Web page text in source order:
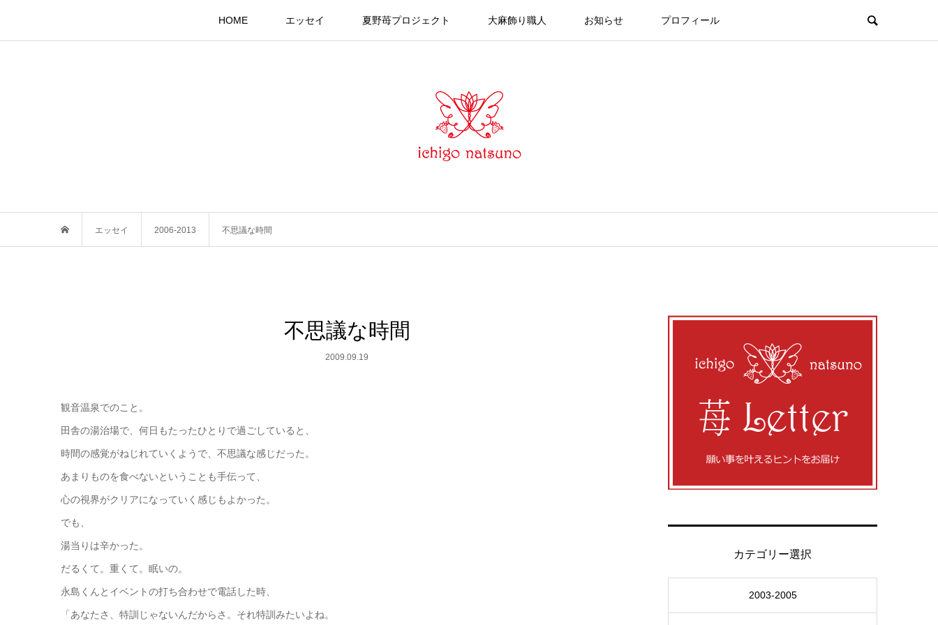
HOME エッセイ 夏野苺プロジェクト 大麻飾り職人 お知らせ プロフィール
エッセイ 2006-2013 不思議な時間
不思議な時間
2009.09.19
観音温泉でのこと。
田舎の湯治場で、何日もたったひとりで過ごしていると、
時間の感覚がねじれていくようで、不思議な感じだった。
あまりものを食べないということも手伝って、
心の視界がクリアになっていく感じもよかった。
でも、
湯当りは辛かった。
だるくて。重くて。眠いの。
永島くんとイベントの打ち合わせで電話した時、
「あなたさ、特訓じゃないんだからさ。それ特訓みたいよね。
カテゴリー選択
2003-2005